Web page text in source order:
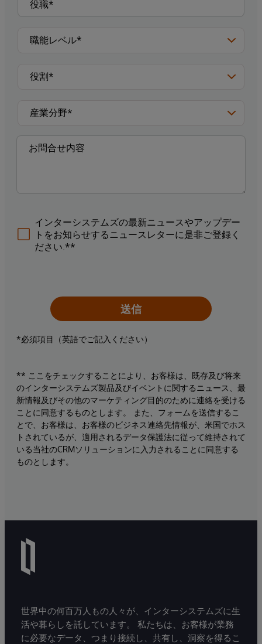
インターシステムズの最新ニュースやアップデー
トをお知らせするニュースレターに是非ご登録く
ださい.**
送信
*必須項目（英語でご記入ください）
** ここをチェックすることにより、お客様は、既存及び将来
のインターシステムズ製品及びイベントに関するニュース、最
新情報及びその他のマーケティング目的のために連絡を受ける
ことに同意するものとします。 また、フォームを送信するこ
とで、お客様は、お客様のビジネス連絡先情報が、米国でホス
トされているが、適用されるデータ保護法に従って維持されて
いる当社のCRMソリューションに入力されることに同意する
ものとします。
世界中の何百万人もの人々が、インターシステムズに生
活や暮らしを託しています。 私たちは、お客様が業務
に必要なデータ、つまり接続し、共有し、洞察を得るこ